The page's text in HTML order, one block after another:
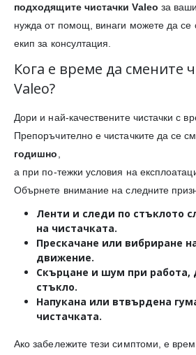
подходящите чистачки Valeo за
нужда от помощ, винаги можете да се
екип за консултация.
Кога е време да смените
Valeo?
Дори и най-качествените чистачки с
Препоръчително е чистачките да се
годишно
а при по-тежки условия на
Обърнете внимание на следните
Ленти и следи по стъклото
на чистачката.
Прескачане или вибриране
движение.
Скърцане и шум при работа,
стъкло.
Напукана или втвърдена
чистачката.
Ако забележите тези симптоми, е